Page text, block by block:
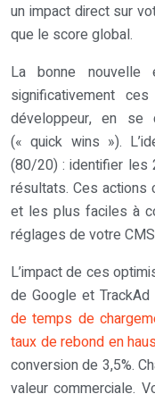
un impact direct sur
que le score global.
La bonne nouvelle
significativement
développeur, en se
(« quick wins »).
(80/20) : identifier les
résultats. Ces
et les plus faciles à
réglages de votre
L’impact de ces
de Google et TrackAd
de temps de
taux de rebond en
conversion de 3,5%.
valeur commerciale.